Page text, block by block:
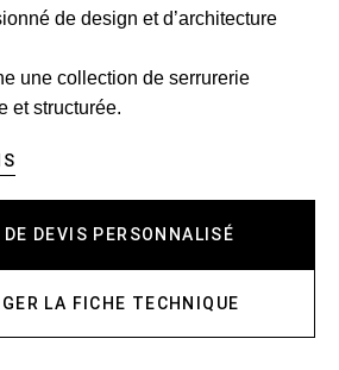
de design et d’architecture
une collection de serrurerie
et structurée.
DE DEVIS PERSONNALISÉ
LA FICHE TECHNIQUE